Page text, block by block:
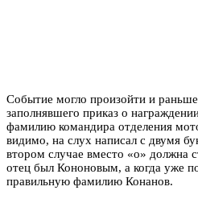
Событие могло произойти и
заполнявшего приказ о
фамилию командира отделения
видимо, на слух написал с двумя
втором случае вместо «о» должна
отец был Кононовым, а когда уже
правильную фамилию Конанов.